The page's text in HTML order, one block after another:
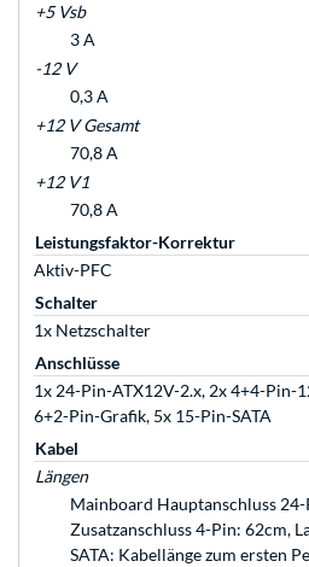
+5 Vsb
3 A
-12 V
0,3 A
+12 V Gesamt
70,8 A
+12 V1
70,8 A
Leistungsfaktor-Korrektur
Aktiv-PFC
Schalter
1x Netzschalter
Anschlüsse
1x 24-Pin-ATX12V-2.x, 2x 4+4-Pin-
6+2-Pin-Grafik, 5x 15-Pin-SATA
Kabel
Längen
Mainboard Hauptanschluss
Zusatzanschluss 4-Pin: 62cm,
SATA: Kabellänge zum ersten